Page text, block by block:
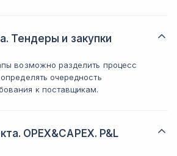
Тендеры и закупки
возможно разделить процесс
очередность
к поставщикам.
OPEX&CAPEX. P&L